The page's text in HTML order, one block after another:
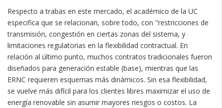
Respecto a trabas en este mercado, el académico de la UC
especifica que se relacionan, sobre todo, con "restricciones de
transmisión, congestión en ciertas zonas del sistema, y
limitaciones regulatorias en la flexibilidad contractual. En
relación al último punto, muchos contratos tradicionales fueron
diseñados para generación estable (base), mientras que las
ERNC requieren esquemas más dinámicos. Sin esa flexibilidad,
se vuelve más difícil para los clientes libres maximizar el uso de
energía renovable sin asumir mayores riesgos o costos. La